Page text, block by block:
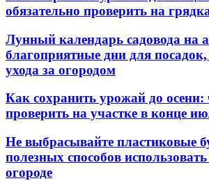
обязательно проверить на
Лунный календарь садовода на
благоприятные дни для
ухода за огородом
Как сохранить урожай до осени:
проверить на участке в конце
Не выбрасывайте пластиковые
полезных способов
огороде